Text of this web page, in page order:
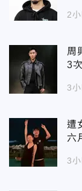
2
周
3
3
遭
六
3